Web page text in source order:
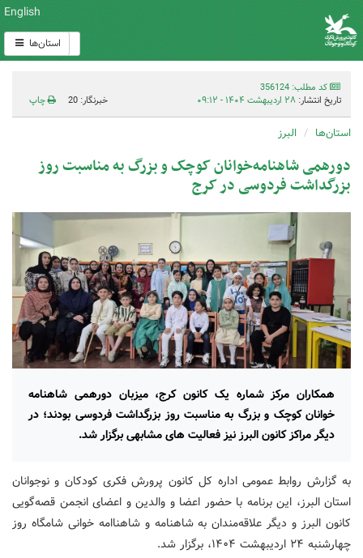
English
استان‌ها
کد مطلب: 356124
تاریخ انتشار: ۲۸ اردیبهشت ۱۴۰۴ - ۰۹:۱۲ خبرنگار: 20 چاپ
استان‌ها البرز
دورهمی شاهنامه‌خوانان کوچک و بزرگ به مناسبت روز
بزرگداشت فردوسی در کرج
همکاران مرکز شماره یک کانون کرج، میزبان دورهمی شاهنامه
خوانان کوچک و بزرگ به مناسبت روز بزرگداشت فردوسی بودند؛ در
دیگر مراکز کانون البرز نیز فعالیت های مشابهی برگزار شد.
به گزارش روابط عمومی اداره کل کانون پرورش فکری کودکان و نوجوانان
استان البرز، این برنامه با حضور اعضا و والدین و اعضای انجمن قصه‌گویی
کانون البرز و دیگر علاقه‌مندان به شاهنامه و شاهناامه خوانی شامگاه روز
چهارشنبه ۲۴ اردیبهشت ۱۴۰۴، برگزار شد.